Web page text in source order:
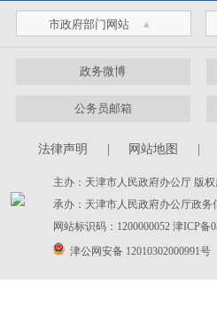
市政府部门网站
政务微博
公务员邮箱
法律声明 | 网站地图 |
主办：天津市人民政府办公厅 版
承办：天津市人民政府办公厅政务
网站标识码：1200000052 津ICP备
津公网安备 12010302000991号